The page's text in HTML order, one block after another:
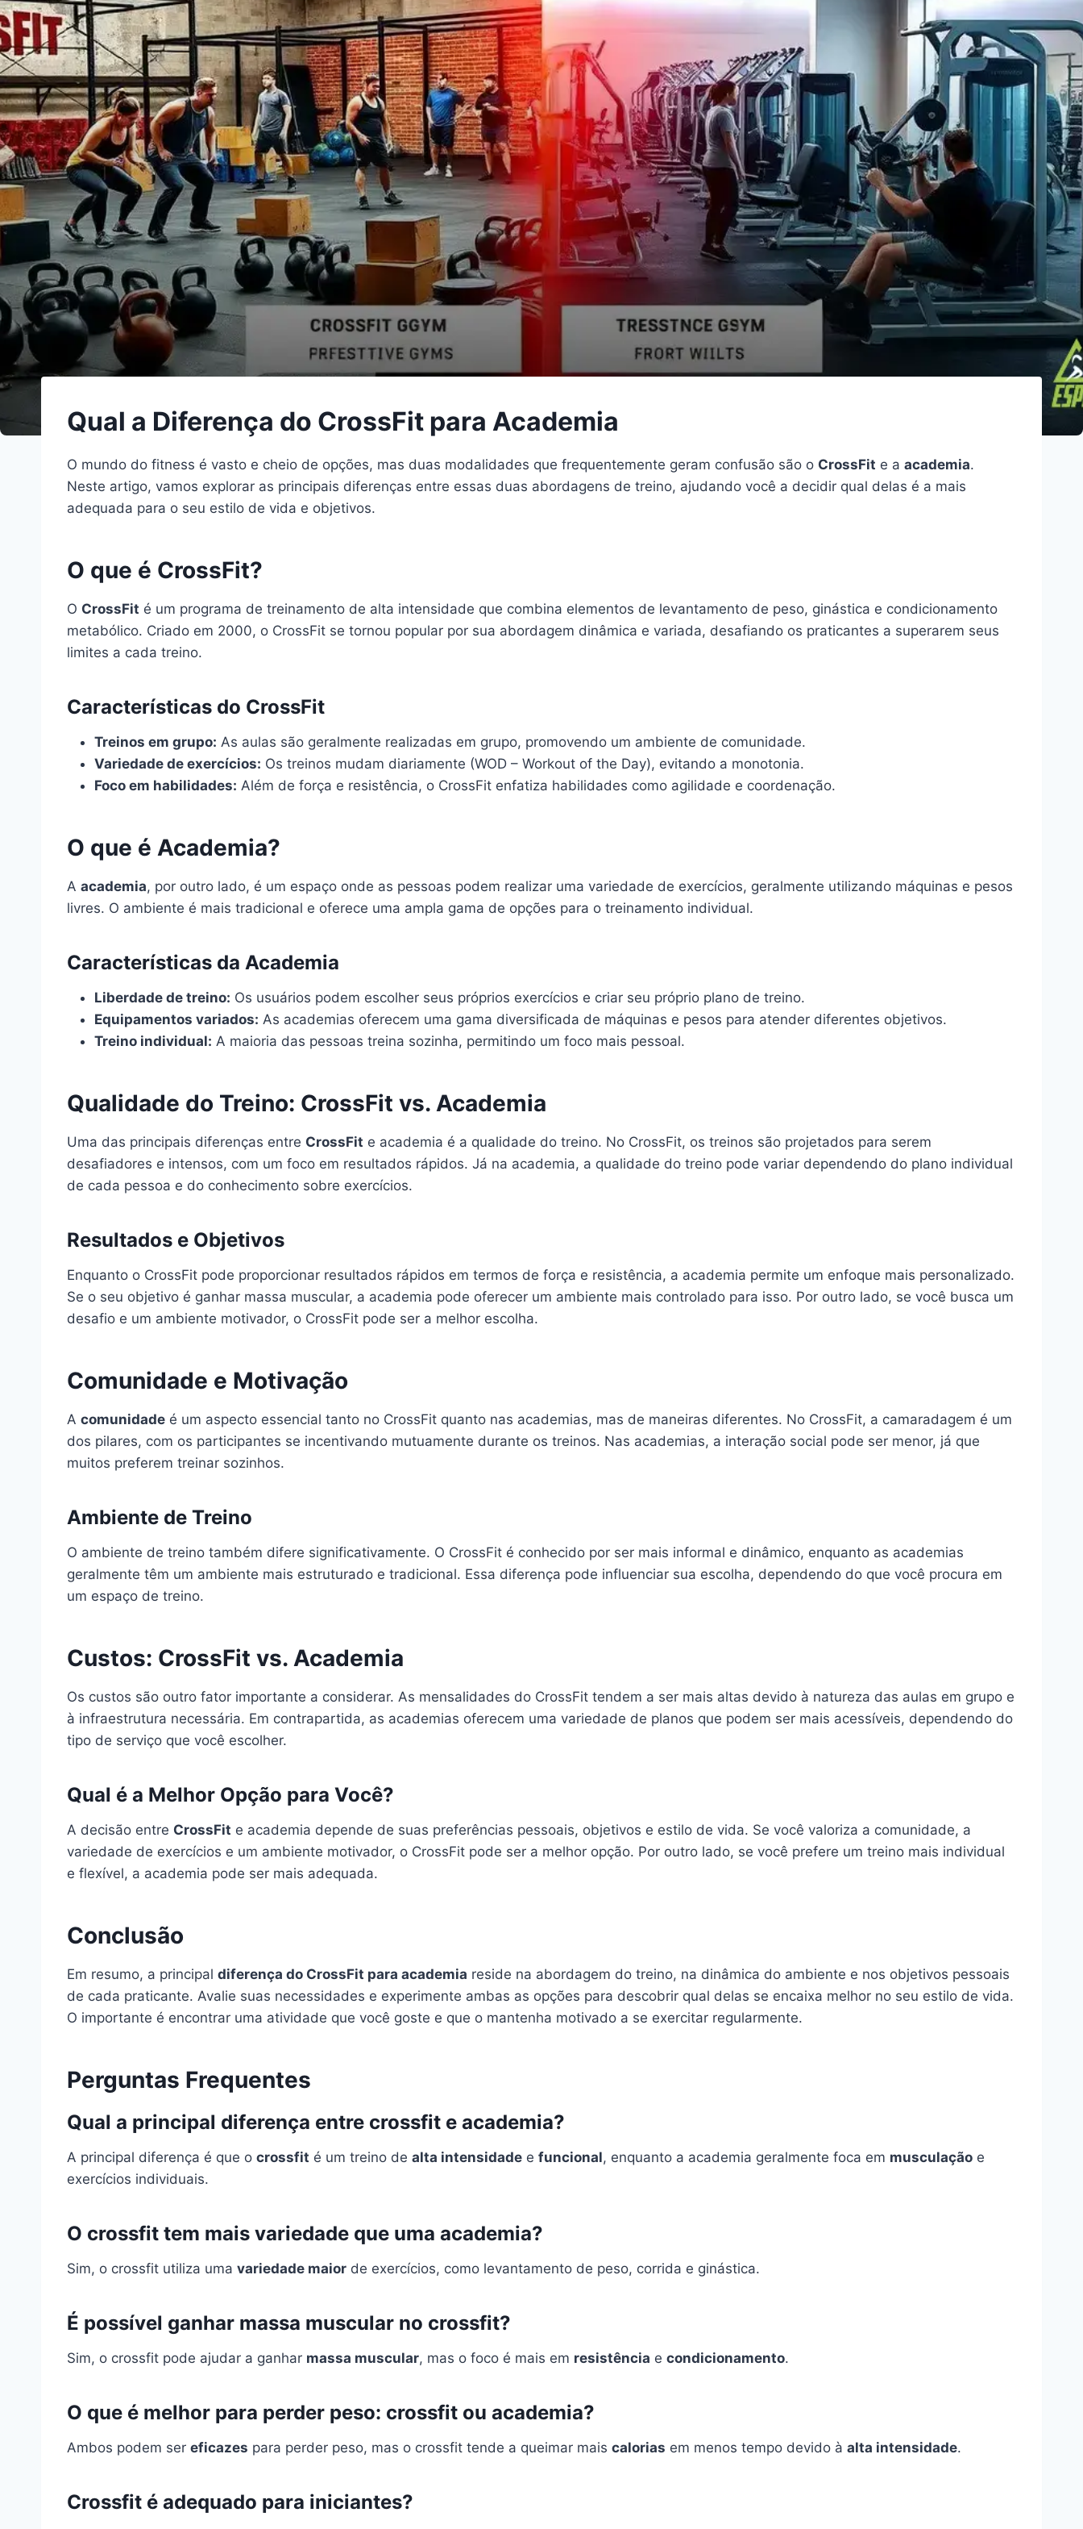
Qual a Diferença do CrossFit para Academia
O mundo do fitness é vasto e cheio de opções, mas duas modalidades que frequentemente geram confusão são o CrossFit e a academia.
Neste artigo, vamos explorar as principais diferenças entre essas duas abordagens de treino, ajudando você a decidir qual delas é a mais
adequada para o seu estilo de vida e objetivos.
O que é CrossFit?
O CrossFit é um programa de treinamento de alta intensidade que combina elementos de levantamento de peso, ginástica e condicionamento
metabólico. Criado em 2000, o CrossFit se tornou popular por sua abordagem dinâmica e variada, desafiando os praticantes a superarem seus
limites a cada treino.
Características do CrossFit
Treinos em grupo: As aulas são geralmente realizadas em grupo, promovendo um ambiente de comunidade.
Variedade de exercícios: Os treinos mudam diariamente (WOD – Workout of the Day), evitando a monotonia.
Foco em habilidades: Além de força e resistência, o CrossFit enfatiza habilidades como agilidade e coordenação.
O que é Academia?
A academia, por outro lado, é um espaço onde as pessoas podem realizar uma variedade de exercícios, geralmente utilizando máquinas e pesos
livres. O ambiente é mais tradicional e oferece uma ampla gama de opções para o treinamento individual.
Características da Academia
Liberdade de treino: Os usuários podem escolher seus próprios exercícios e criar seu próprio plano de treino.
Equipamentos variados: As academias oferecem uma gama diversificada de máquinas e pesos para atender diferentes objetivos.
Treino individual: A maioria das pessoas treina sozinha, permitindo um foco mais pessoal.
Qualidade do Treino: CrossFit vs. Academia
Uma das principais diferenças entre CrossFit e academia é a qualidade do treino. No CrossFit, os treinos são projetados para serem
desafiadores e intensos, com um foco em resultados rápidos. Já na academia, a qualidade do treino pode variar dependendo do plano individual
de cada pessoa e do conhecimento sobre exercícios.
Resultados e Objetivos
Enquanto o CrossFit pode proporcionar resultados rápidos em termos de força e resistência, a academia permite um enfoque mais personalizado.
Se o seu objetivo é ganhar massa muscular, a academia pode oferecer um ambiente mais controlado para isso. Por outro lado, se você busca um
desafio e um ambiente motivador, o CrossFit pode ser a melhor escolha.
Comunidade e Motivação
A comunidade é um aspecto essencial tanto no CrossFit quanto nas academias, mas de maneiras diferentes. No CrossFit, a camaradagem é um
dos pilares, com os participantes se incentivando mutuamente durante os treinos. Nas academias, a interação social pode ser menor, já que
muitos preferem treinar sozinhos.
Ambiente de Treino
O ambiente de treino também difere significativamente. O CrossFit é conhecido por ser mais informal e dinâmico, enquanto as academias
geralmente têm um ambiente mais estruturado e tradicional. Essa diferença pode influenciar sua escolha, dependendo do que você procura em
um espaço de treino.
Custos: CrossFit vs. Academia
Os custos são outro fator importante a considerar. As mensalidades do CrossFit tendem a ser mais altas devido à natureza das aulas em grupo e
à infraestrutura necessária. Em contrapartida, as academias oferecem uma variedade de planos que podem ser mais acessíveis, dependendo do
tipo de serviço que você escolher.
Qual é a Melhor Opção para Você?
A decisão entre CrossFit e academia depende de suas preferências pessoais, objetivos e estilo de vida. Se você valoriza a comunidade, a
variedade de exercícios e um ambiente motivador, o CrossFit pode ser a melhor opção. Por outro lado, se você prefere um treino mais individual
e flexível, a academia pode ser mais adequada.
Conclusão
Em resumo, a principal diferença do CrossFit para academia reside na abordagem do treino, na dinâmica do ambiente e nos objetivos pessoais
de cada praticante. Avalie suas necessidades e experimente ambas as opções para descobrir qual delas se encaixa melhor no seu estilo de vida.
O importante é encontrar uma atividade que você goste e que o mantenha motivado a se exercitar regularmente.
Perguntas Frequentes
Qual a principal diferença entre crossfit e academia?
A principal diferença é que o crossfit é um treino de alta intensidade e funcional, enquanto a academia geralmente foca em musculação e
exercícios individuais.
O crossfit tem mais variedade que uma academia?
Sim, o crossfit utiliza uma variedade maior de exercícios, como levantamento de peso, corrida e ginástica.
É possível ganhar massa muscular no crossfit?
Sim, o crossfit pode ajudar a ganhar massa muscular, mas o foco é mais em resistência e condicionamento.
O que é melhor para perder peso: crossfit ou academia?
Ambos podem ser eficazes para perder peso, mas o crossfit tende a queimar mais calorias em menos tempo devido à alta intensidade.
Crossfit é adequado para iniciantes?